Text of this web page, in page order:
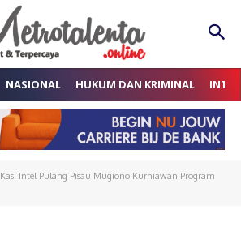
NASIONAL HUKUM DAN KRIMINAL
Kasi Intel Pulang Pisau Mugiono Kurniawan Program